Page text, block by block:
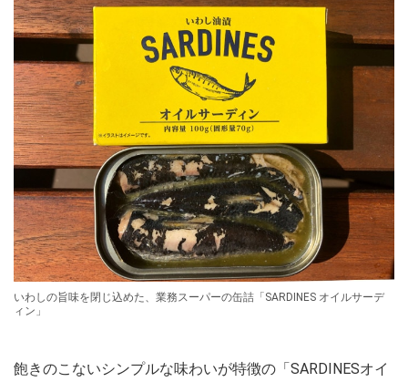
いわしの旨味を閉じ込めた、業務スーパーの缶詰「SARDINES オイルサーデ
ィン」
飽きのこないシンプルな味わいが特徴の「SARDINESオイ